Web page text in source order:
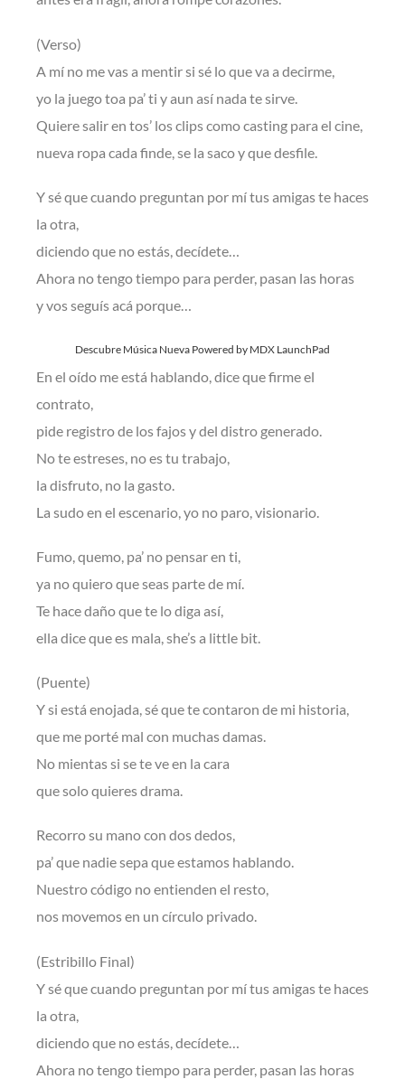
(Verso)
A mí no me vas a mentir si sé lo que va a decirme,
yo la juego toa pa’ ti y aun así nada te sirve.
Quiere salir en tos’ los clips como casting para el cine,
nueva ropa cada finde, se la saco y que desfile.
Y sé que cuando preguntan por mí tus amigas te haces
la otra,
diciendo que no estás, decídete…
Ahora no tengo tiempo para perder, pasan las horas
y vos seguís acá porque…
Descubre Música Nueva Powered by MDX LaunchPad
En el oído me está hablando, dice que firme el
contrato,
pide registro de los fajos y del distro generado.
No te estreses, no es tu trabajo,
la disfruto, no la gasto.
La sudo en el escenario, yo no paro, visionario.
Fumo, quemo, pa’ no pensar en ti,
ya no quiero que seas parte de mí.
Te hace daño que te lo diga así,
ella dice que es mala, she’s a little bit.
(Puente)
Y si está enojada, sé que te contaron de mi historia,
que me porté mal con muchas damas.
No mientas si se te ve en la cara
que solo quieres drama.
Recorro su mano con dos dedos,
pa’ que nadie sepa que estamos hablando.
Nuestro código no entienden el resto,
nos movemos en un círculo privado.
(Estribillo Final)
Y sé que cuando preguntan por mí tus amigas te haces
la otra,
diciendo que no estás, decídete…
Ahora no tengo tiempo para perder, pasan las horas